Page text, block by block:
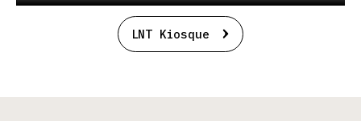
LNT Kiosque